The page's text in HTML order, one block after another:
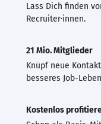
Lass Dich finden
Recruiter·innen.
21 Mio. Mitglieder
Knüpf neue
besseres Job-
Kostenlos